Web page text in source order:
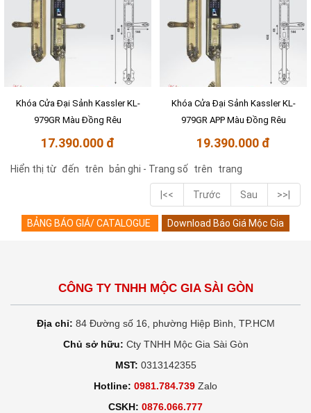
Khóa Cửa Đại Sảnh Kassler KL-
979GR Màu Đồng Rêu
17.390.000 đ
Khóa Cửa Đại Sảnh Kassler KL-
979GR APP Màu Đồng Rêu
19.390.000 đ
Hiển thị từ đến trên bản ghi - Trang số trên trang
|<< Trước Sau >>|
BẢNG BÁO GIÁ/ CATALOGUE Download Báo Giá Mộc Gia
CÔNG TY TNHH MỘC GIA SÀI GÒN
Địa chỉ: 84 Đường số 16, phường Hiệp Bình, TP.HCM
Chủ sở hữu: Cty TNHH Mộc Gia Sài Gòn
MST: 0313142355
Hotline: 0981.784.739 Zalo
CSKH: 0876.066.777